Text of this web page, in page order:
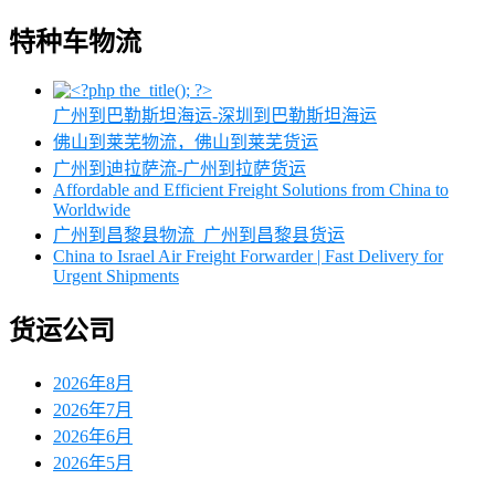
特种车物流
广州到巴勒斯坦海运-深圳到巴勒斯坦海运
佛山到莱芜物流，佛山到莱芜货运
广州到迪拉萨流-广州到拉萨货运
Affordable and Efficient Freight Solutions from China to
Worldwide
广州到昌黎县物流_广州到昌黎县货运
China to Israel Air Freight Forwarder | Fast Delivery for
Urgent Shipments
货运公司
2026年8月
2026年7月
2026年6月
2026年5月